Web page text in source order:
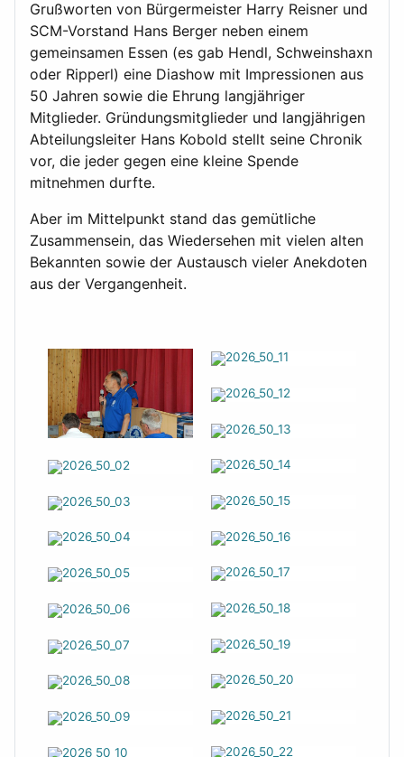
Grußworten von Bürgermeister Harry Reisner und
SCM-Vorstand Hans Berger neben einem
gemeinsamen Essen (es gab Hendl, Schweinshaxn
oder Ripperl) eine Diashow mit Impressionen aus
50 Jahren sowie die Ehrung langjähriger
Mitglieder. Gründungsmitglieder und langjährigen
Abteilungsleiter Hans Kobold stellt seine Chronik
vor, die jeder gegen eine kleine Spende
mitnehmen durfte.
Aber im Mittelpunkt stand das gemütliche
Zusammensein, das Wiedersehen mit vielen alten
Bekannten sowie der Austausch vieler Anekdoten
aus der Vergangenheit.